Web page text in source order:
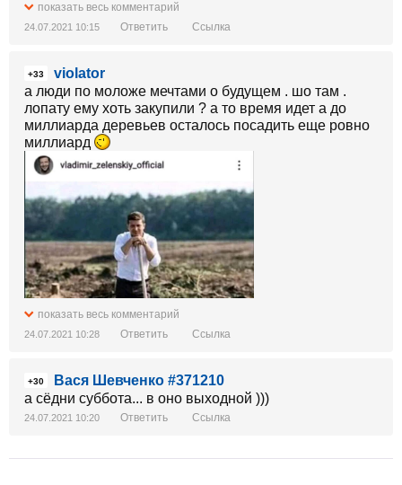
показать весь комментарий
24.07.2021 10:15 Ответить Ссылка
+33
violator
а люди по моложе мечтами о будущем . шо там .
лопату ему хоть закупили ? а то время идет а до
миллиарда деревьев осталось посадить еще ровно
миллиард
показать весь комментарий
24.07.2021 10:28 Ответить Ссылка
+30
Вася Шевченко #371210
а сёдни суббота... в оно выходной )))
24.07.2021 10:20 Ответить Ссылка